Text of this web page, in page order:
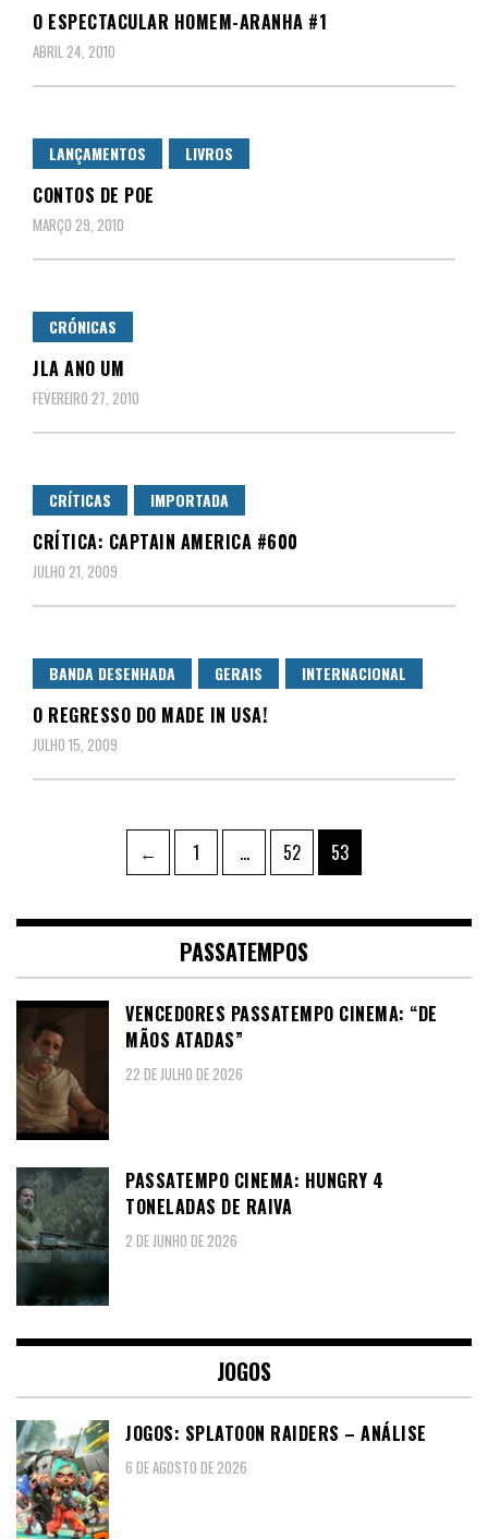
O ESPECTACULAR HOMEM-ARANHA #1
ABRIL 24, 2010
LANÇAMENTOS LIVROS
CONTOS DE POE
MARÇO 29, 2010
CRÓNICAS
JLA ANO UM
FEVEREIRO 27, 2010
CRÍTICAS IMPORTADA
CRÍTICA: CAPTAIN AMERICA #600
JULHO 21, 2009
BANDA DESENHADA GERAIS INTERNACIONAL
O REGRESSO DO MADE IN USA!
JULHO 15, 2009
conteúdos
← Page
1 … Page
52 Page
53
PASSATEMPOS
VENCEDORES PASSATEMPO CINEMA: “DE
MÃOS ATADAS”
22 DE JULHO DE 2026
PASSATEMPO CINEMA: HUNGRY 4
TONELADAS DE RAIVA
2 DE JUNHO DE 2026
JOGOS
JOGOS: SPLATOON RAIDERS – ANÁLISE
6 DE AGOSTO DE 2026